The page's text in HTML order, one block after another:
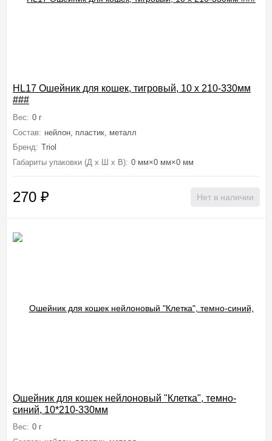
HL17 Ошейник для кошек, тигровый, 10 x 210-330мм
###
Вес: 0 г
Состав: нейлон, пластик, металл
Бренд: Triol
Габариты упаковки (Д х Ш х В): 0 мм×0 мм×0 мм
270 ₽ Нет в наличии
Ошейник для кошек нейлоновый "Клетка", темно-
синий, 10*210-330мм
Вес: 0 г